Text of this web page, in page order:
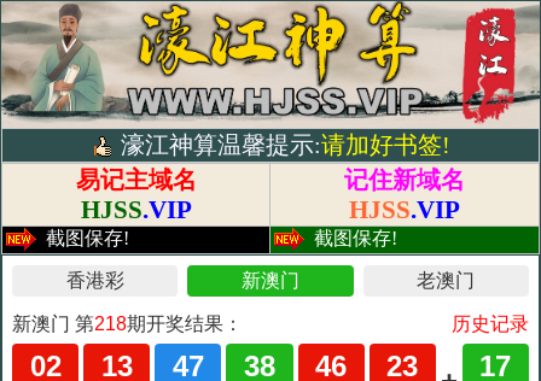
濠江神算温馨提示:请加好书签!
易记主域名
HJSS.VIP
记住新域名
HJSS.VIP
截图保存! 截图保存!